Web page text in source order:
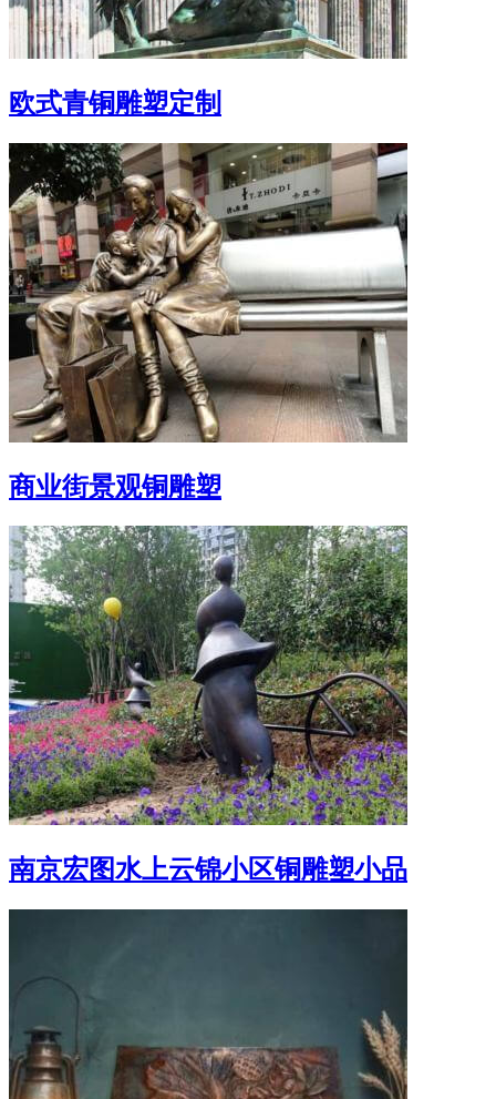
欧式青铜雕塑定制
商业街景观铜雕塑
南京宏图水上云锦小区铜雕塑小品